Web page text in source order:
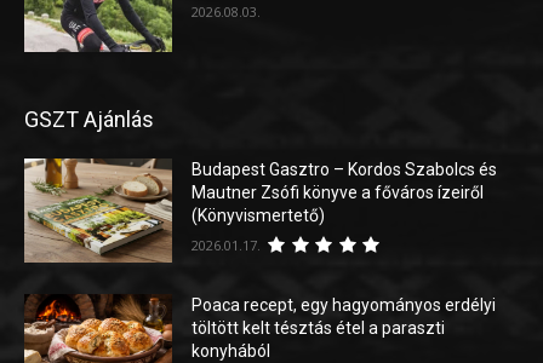
2026.08.03.
GSZT Ajánlás
Budapest Gasztro – Kordos Szabolcs és
Mautner Zsófi könyve a főváros ízeiről
(Könyvismertető)
2026.01.17.
Poaca recept, egy hagyományos erdélyi
töltött kelt tésztás étel a paraszti
konyhából